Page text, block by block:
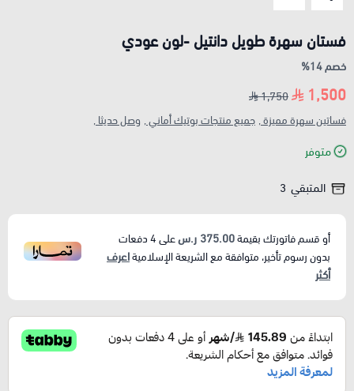
فستان سهرة طويل دانتيل -لون عودي
خصم 14%
1,500
1,750
فساتين سهرة مميزة , جميع منتجات بوتيك أماني , وصل حديثا ,
متوفر
المتبقي 3
أو قسم فاتورتك بقيمة375.00 ر.س على4دفعات
بدون رسوم تأخير، متوافقة مع الشريعة الإسلاميةاعرف
أكثر